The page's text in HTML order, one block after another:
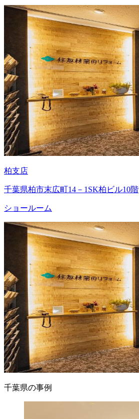
柏支店
千葉県柏市末広町14－1SK柏ビル10階
ショールーム
千葉県の事例